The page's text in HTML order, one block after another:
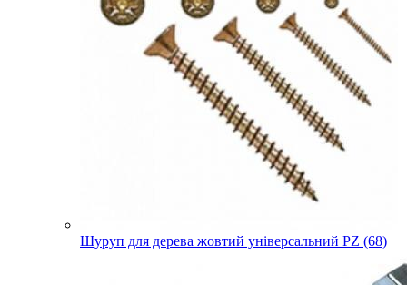
Шуруп для дерева жовтий універсальний PZ (68)